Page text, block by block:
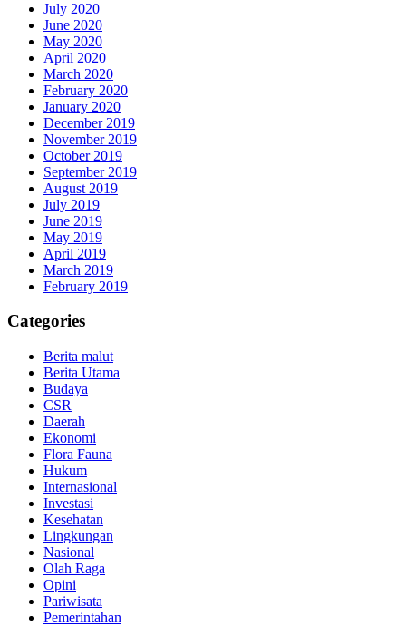
July 2020
June 2020
May 2020
April 2020
March 2020
February 2020
January 2020
December 2019
November 2019
October 2019
September 2019
August 2019
July 2019
June 2019
May 2019
April 2019
March 2019
February 2019
Categories
Berita malut
Berita Utama
Budaya
CSR
Daerah
Ekonomi
Flora Fauna
Hukum
Internasional
Investasi
Kesehatan
Lingkungan
Nasional
Olah Raga
Opini
Pariwisata
Pemerintahan